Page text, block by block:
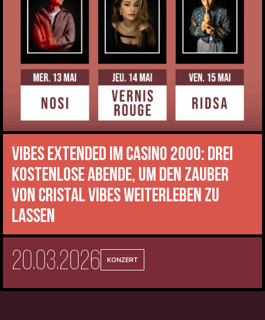
Vibes Extended im CASINO 2000: drei
kostenlose Abende, um den Zauber
von Cristal Vibes weiterleben zu
lassen
20.03.2026 KONZERT